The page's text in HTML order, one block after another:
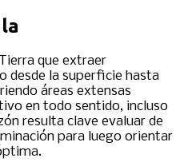
que extraer
desde la superficie hasta
áreas extensas
en todo sentido, incluso
resulta clave evaluar de
para luego orientar